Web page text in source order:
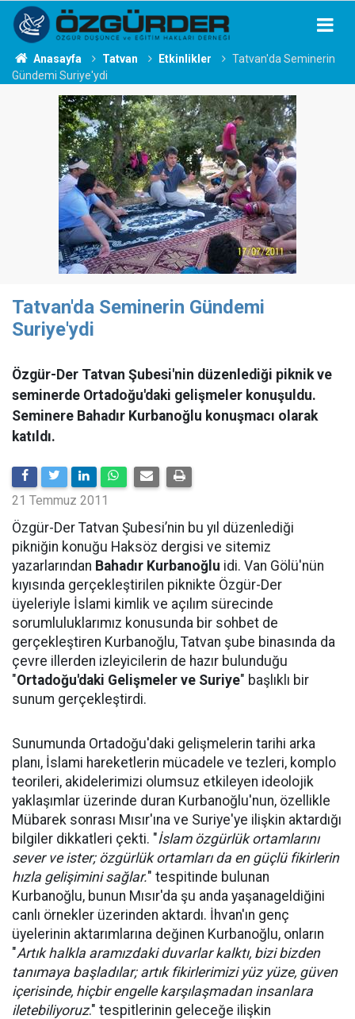
Anasayfa Tatvan Etkinlikler
Tatvan'da Seminerin
Gündemi Suriye'ydi
Tatvan'da Seminerin Gündemi
Suriye'ydi
Özgür-Der Tatvan Şubesi'nin düzenlediği piknik ve
seminerde Ortadoğu'daki gelişmeler konuşuldu.
Seminere Bahadır Kurbanoğlu konuşmacı olarak
katıldı.
21 Temmuz 2011
Özgür-Der Tatvan Şubesi’nin bu yıl düzenlediği
pikniğin konuğu Haksöz dergisi ve sitemiz
yazarlarından Bahadır Kurbanoğlu idi. Van Gölü'nün
kıyısında gerçekleştirilen piknikte Özgür-Der
üyeleriyle İslami kimlik ve açılım sürecinde
sorumluluklarımız konusunda bir sohbet de
gerçekleştiren Kurbanoğlu, Tatvan şube binasında da
çevre illerden izleyicilerin de hazır bulunduğu
"Ortadoğu'daki Gelişmeler ve Suriye" başlıklı bir
sunum gerçekleştirdi.
Sunumunda Ortadoğu'daki gelişmelerin tarihi arka
planı, İslami hareketlerin mücadele ve tezleri, komplo
teorileri, akidelerimizi olumsuz etkileyen ideolojik
yaklaşımlar üzerinde duran Kurbanoğlu'nun, özellikle
Mübarek sonrası Mısır'ına ve Suriye'ye ilişkin aktardığı
bilgiler dikkatleri çekti. "İslam özgürlük ortamlarını
sever ve ister; özgürlük ortamları da en güçlü fikirlerin
hızla gelişimini sağlar." tespitinde bulunan
Kurbanoğlu, bunun Mısır'da şu anda yaşanageldiğini
canlı örnekler üzerinden aktardı. İhvan'ın genç
üyelerinin aktarımlarına değinen Kurbanoğlu, onların
"Artık halkla aramızdaki duvarlar kalktı, bizi bizden
tanımaya başladılar; artık fikirlerimizi yüz yüze, güven
içerisinde, hiçbir engelle karşılaşmadan insanlara
iletebiliyoruz." tespitlerinin geleceğe ilişkin